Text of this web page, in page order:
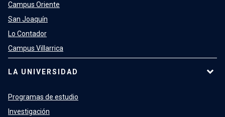
Campus Oriente
San Joaquín
Lo Contador
Campus Villarrica
LA UNIVERSIDAD
Programas de estudio
Investigación